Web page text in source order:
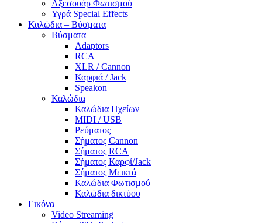
Αξεσουάρ Φωτισμού
Υγρά Special Effects
Καλώδια – Βύσματα
Βύσματα
Adaptors
RCA
XLR / Cannon
Καρφιά / Jack
Speakon
Καλώδια
Καλώδια Ηχείων
MIDI / USB
Ρεύματος
Σήματος Cannon
Σήματος RCA
Σήματος Καρφί/Jack
Σήματος Μεικτά
Καλώδια Φωτισμού
Καλώδια δικτύου
Εικόνα
Video Streaming